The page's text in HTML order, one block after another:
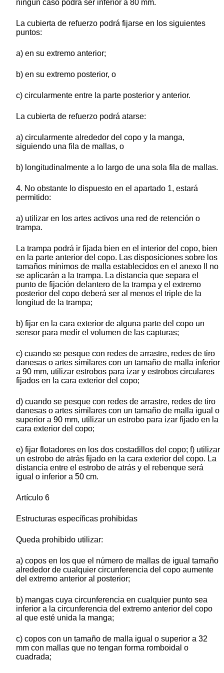
ningún caso podrá ser inferior a 80 mm.
La cubierta de refuerzo podrá fijarse en los siguientes
puntos:
a) en su extremo anterior;
b) en su extremo posterior, o
c) circularmente entre la parte posterior y anterior.
La cubierta de refuerzo podrá atarse:
a) circularmente alrededor del copo y la manga,
siguiendo una fila de mallas, o
b) longitudinalmente a lo largo de una sola fila de mallas.
4. No obstante lo dispuesto en el apartado 1, estará
permitido:
a) utilizar en los artes activos una red de retención o
trampa.
La trampa podrá ir fijada bien en el interior del copo, bien
en la parte anterior del copo. Las disposiciones sobre los
tamaños mínimos de malla establecidos en el anexo II no
se aplicarán a la trampa. La distancia que separa el
punto de fijación delantero de la trampa y el extremo
posterior del copo deberá ser al menos el triple de la
longitud de la trampa;
b) fijar en la cara exterior de alguna parte del copo un
sensor para medir el volumen de las capturas;
c) cuando se pesque con redes de arrastre, redes de tiro
danesas o artes similares con un tamaño de malla inferior
a 90 mm, utilizar estrobos para izar y estrobos circulares
fijados en la cara exterior del copo;
d) cuando se pesque con redes de arrastre, redes de tiro
danesas o artes similares con un tamaño de malla igual o
superior a 90 mm, utilizar un estrobo para izar fijado en la
cara exterior del copo;
e) fijar flotadores en los dos costadillos del copo; f) utilizar
un estrobo de atrás fijado en la cara exterior del copo. La
distancia entre el estrobo de atrás y el rebenque será
igual o inferior a 50 cm.
Artículo 6
Estructuras específicas prohibidas
Queda prohibido utilizar:
a) copos en los que el número de mallas de igual tamaño
alrededor de cualquier circunferencia del copo aumente
del extremo anterior al posterior;
b) mangas cuya circunferencia en cualquier punto sea
inferior a la circunferencia del extremo anterior del copo
al que esté unida la manga;
c) copos con un tamaño de malla igual o superior a 32
mm con mallas que no tengan forma romboidal o
cuadrada;